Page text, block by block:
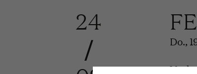
24
/
Do.,